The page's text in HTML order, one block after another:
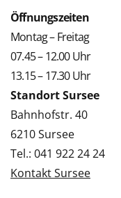
Öffnungszeiten
Montag – Freitag
07.45 – 12.00 Uhr
13.15 – 17.30 Uhr
Standort Sursee
Bahnhofstr. 40
6210 Sursee
Tel.: 041 922 24 24
Kontakt Sursee